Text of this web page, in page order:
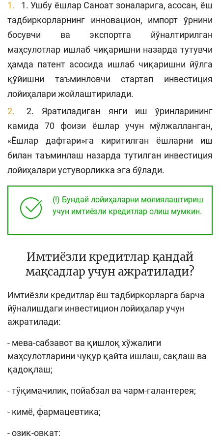
1. Ушбу ёшлар Саноат зоналарига, асосан, ёш
тадбиркорларнинг инновацион, импорт ўрнини
босувчи ва экспортга йўналтирилган
маҳсулотлар ишлаб чиқаришни назарда тутувчи
ҳамда патент асосида ишлаб чиқаришни йўлга
қўйишни таъминловчи стартап инвестиция
лойиҳалари жойлаштирилади.
2. Яратиладиган янги иш ўринларининг
камида 70 фоизи ёшлар учун мўлжалланган,
«Ёшлар дафтари»га киритилган ёшларни иш
билан таъминлаш назарда тутилган инвестиция
лойиҳалари устуворликка эга бўлади.
(!) Бундай лойиҳаларни молиялаштириш
учун имтиёзли кредитлар олиш мумкин.
Имтиёзли кредитлар қандай
мақсадлар учун ажратилади?
Имтиёзли кредитлар ёш тадбиркорларга барча
йўналишдаги инвестицион лойиҳалар учун
ажратилади:
- мева-сабзавот ва қишлоқ хўжалиги
маҳсулотларини чуқур қайта ишлаш, сақлаш ва
қадоқлаш;
- тўқимачилик, пойабзал ва чарм-галантерея;
- кимё, фармацевтика;
- озиқ-овқат;